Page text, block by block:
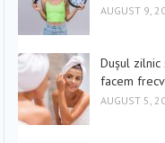
AUGUST 9,
Dușul
facem
AUGUST 5,